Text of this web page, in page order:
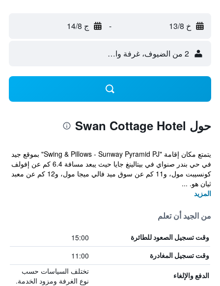
خ 13/8 - ج 14/8
2 من الضيوف، غرفة واحدة
حول Swan Cottage Hotel
يتمتع مكان إقامة "Swing & Pillows - Sunway Pyramid PJ" بموقع جيد
في حي بندر صنواي في بيتالينغ جايا حيث يبعد مسافة 6.4 كم عن إفولف
كونسيبت مول، و11 كم عن سوق ميد فالي ميجا مول، و12 كم عن معبد
ثيان هو. ...
المزيد
من الجيد أن تعلم
وقت تسجيل الصعود للطائرة 15:00
وقت تسجيل المغادرة 11:00
الدفع والإلغاء
تختلف السياسات حسب
نوع الغرفة ومزود الخدمة.